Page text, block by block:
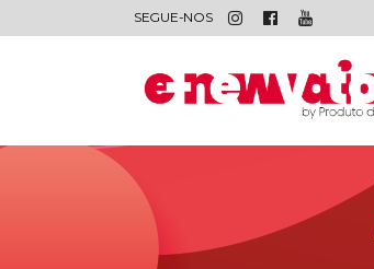
SEGUE-NOS